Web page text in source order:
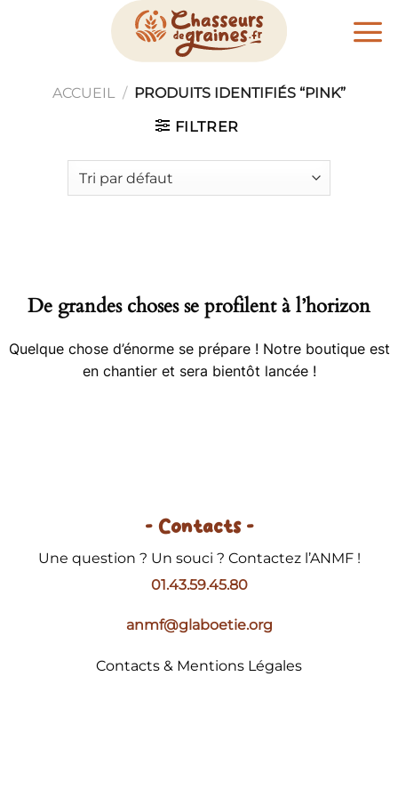
ACCUEIL / PRODUITS IDENTIFIÉS “PINK”
FILTRER
De grandes choses se profilent à l’horizon
Quelque chose d’énorme se prépare ! Notre boutique est
en chantier et sera bientôt lancée !
- Contacts -
Une question ? Un souci ? Contactez l’ANMF !
01.43.59.45.80
anmf@glaboetie.org
Contacts & Mentions Légales